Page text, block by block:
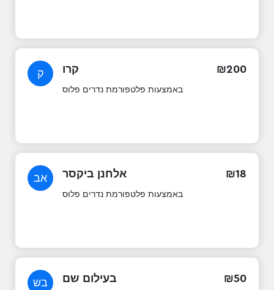
ק קרו ₪200
באמצעות פלטפורמת נדרים פלוס
אב אלחנן ביקסר ₪18
באמצעות פלטפורמת נדרים פלוס
בש בעילום שם ₪50